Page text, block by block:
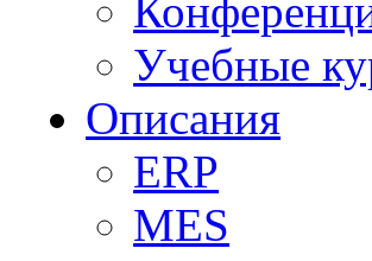
Учебные
Описания
ERP
MES